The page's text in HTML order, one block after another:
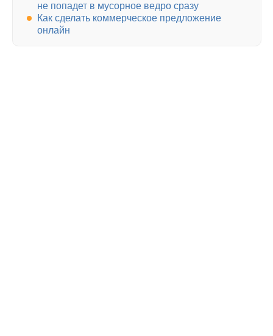
не попадет в мусорное ведро сразу
Как сделать коммерческое предложение
онлайн